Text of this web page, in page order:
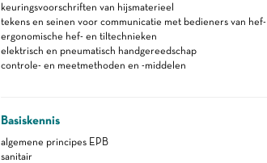
keuringsvoorschriften van hijsmaterieel
tekens en seinen voor communicatie met bedieners van
ergonomische hef- en tiltechnieken
elektrisch en pneumatisch handgereedschap
controle- en meetmethoden en -middelen
Basiskennis
algemene principes EPB
sanitair